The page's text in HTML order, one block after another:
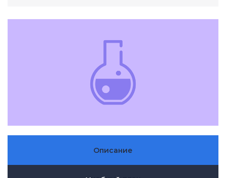
Описание